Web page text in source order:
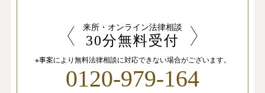
来所・オンライン法律相談
30分無料受付
※事案により無料法律相談に対応できない場合がございます。
0120-979-164